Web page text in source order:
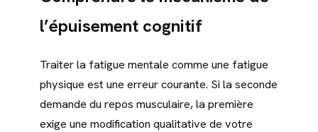
l’épuisement cognitif
Traiter la fatigue mentale comme une fatigue
physique est une erreur courante. Si la seconde
demande du repos musculaire, la première
exige une modification qualitative de votre